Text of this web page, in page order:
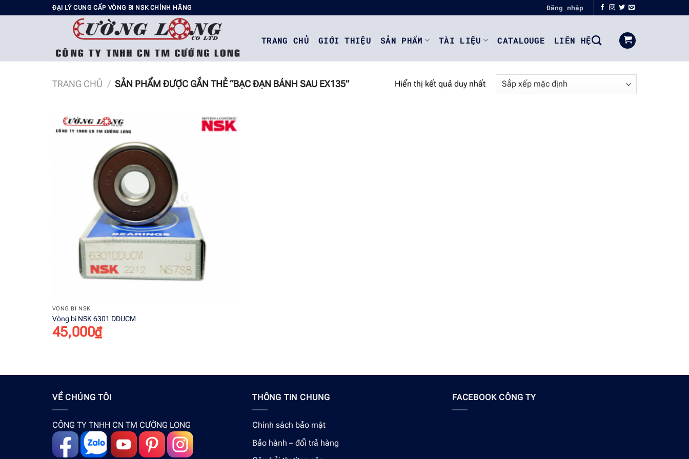
đến
ĐẠI LÝ CUNG CẤP VÒNG BI NSK CHÍNH HÃNG Đăng nhập
TRANG CHỦ GIỚI THIỆU SẢN PHẨM TÀI LIỆU CATALOUGE LIÊN HỆ
TRANG CHỦ / SẢN PHẨM ĐƯỢC GẮN THẺ “BẠC ĐẠN BÁNH SAU EX135” Hiển thị kết quả duy nhất
VÒNG BI NSK
Vòng bi NSK 6301 DDUCM
45,000₫
VỀ CHÚNG TÔI
CÔNG TY TNHH CN TM CƯỜNG LONG
THÔNG TIN CHUNG
Chính sách bảo mật
Bảo hành – đổi trả hàng
FACEBOOK CÔNG TY